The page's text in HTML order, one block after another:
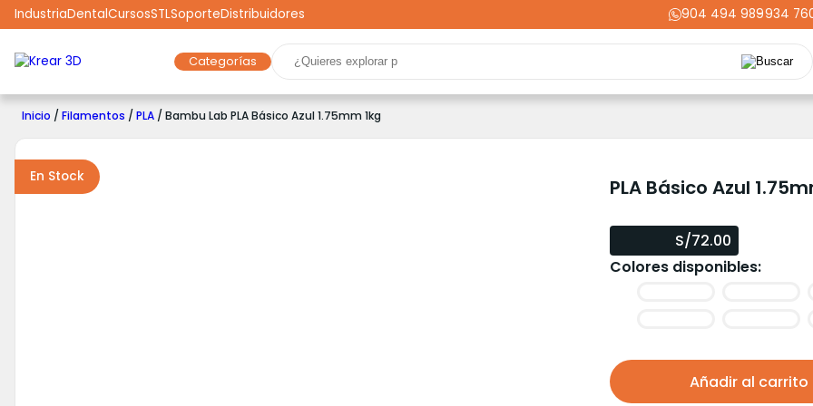
IndustriaDentalCursosSTLSoporteDistribuidores 904 494 989
-934
Categorías
Marcas Impresoras 3D Filamentos Resinas
Robótica
Scooters Drones Realidad Virtual Gaming Energía Dental Industria Liquidaciones
Inicio / Filamentos / PLA / Bambu Lab PLA Básico Azul 1.75mm 1kg
En Stock PLA Básico Azul
S/72.00
Colores disponibles:
Añadir al carrito